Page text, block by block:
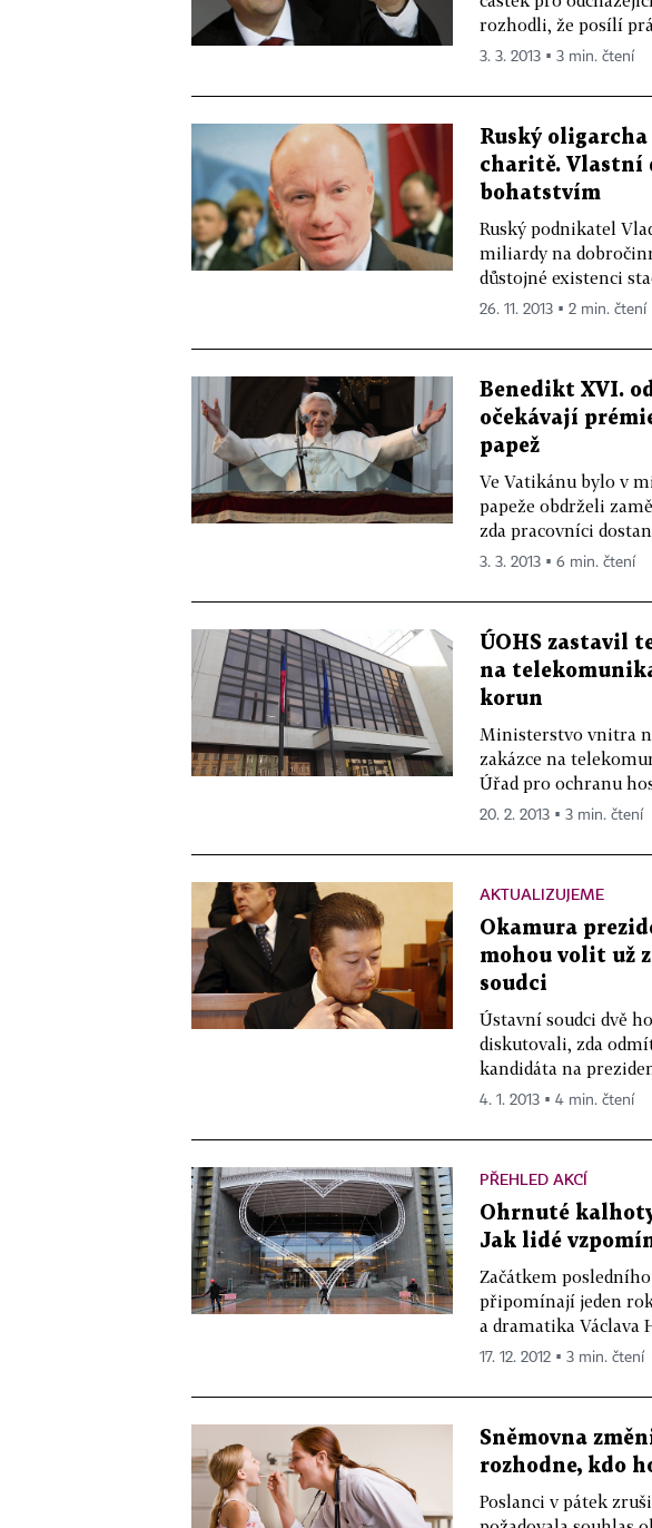
rozhodli, že posílí
3. 3. 2013 ▪ 3 min. čtení
Ruský
charitě. Vlastní
bohatstvím
Ruský podnikatel
miliardy na
důstojné existenci
26. 11. 2013 ▪ 2 min. čtení
Benedikt XVI.
očekávají
papež
Ve Vatikánu bylo v
papeže obdrželi
zda pracovníci
3. 3. 2013 ▪ 6 min. čtení
ÚOHS zastavil
na
korun
Ministerstvo vnitra
zakázce na
Úřad pro ochranu
20. 2. 2013 ▪ 3 min. čtení
AKTUALIZUJEME
Okamura
mohou volit už
soudci
Ústavní soudci dvě
diskutovali, zda
kandidáta na
4. 1. 2013 ▪ 4 min. čtení
PŘEHLED AKCÍ
Ohrnuté
Jak lidé
Začátkem
připomínají jeden
a dramatika Václava
17. 12. 2012 ▪ 3 min. čtení
Sněmovna
rozhodne, kdo
Poslanci v pátek